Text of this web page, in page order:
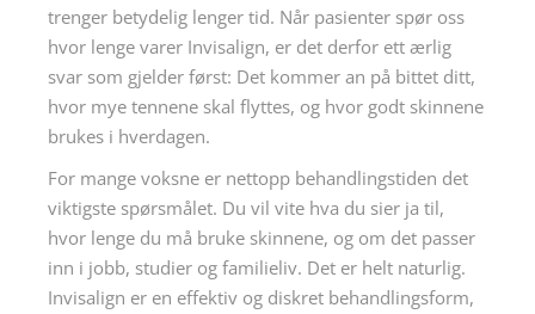
trenger betydelig lenger tid. Når pasienter spør oss
hvor lenge varer Invisalign, er det derfor ett ærlig
svar som gjelder først: Det kommer an på bittet ditt,
hvor mye tennene skal flyttes, og hvor godt skinnene
brukes i hverdagen.
For mange voksne er nettopp behandlingstiden det
viktigste spørsmålet. Du vil vite hva du sier ja til,
hvor lenge du må bruke skinnene, og om det passer
inn i jobb, studier og familieliv. Det er helt naturlig.
Invisalign er en effektiv og diskret behandlingsform,